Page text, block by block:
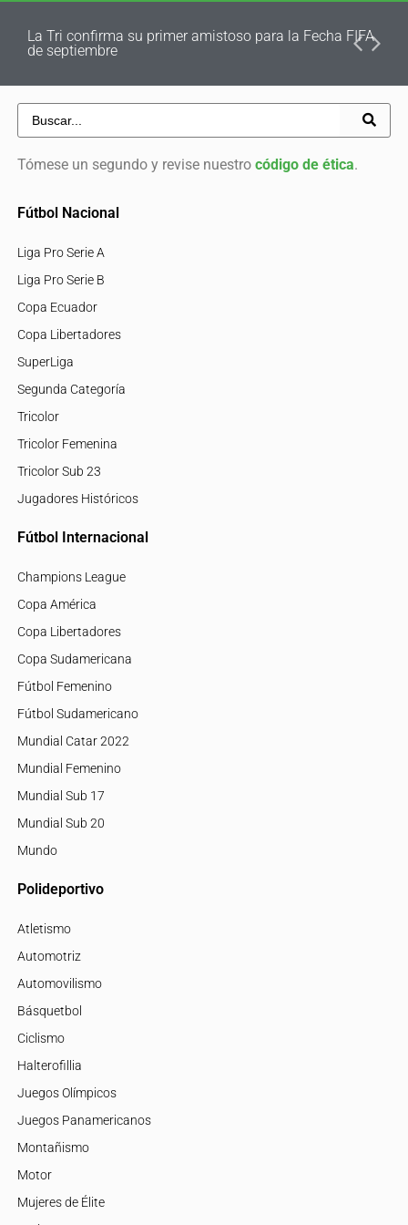
La Tri confirma su primer amistoso para la Fecha FIFA
de septiembre
Tómese un segundo y revise nuestro código de ética.
Fútbol Nacional
Liga Pro Serie A
Liga Pro Serie B
Copa Ecuador
Copa Libertadores
SuperLiga
Segunda Categoría
Tricolor
Tricolor Femenina
Tricolor Sub 23
Jugadores Históricos
Fútbol Internacional
Champions League
Copa América
Copa Libertadores
Copa Sudamericana
Fútbol Femenino
Fútbol Sudamericano
Mundial Catar 2022
Mundial Femenino
Mundial Sub 17
Mundial Sub 20
Mundo
Polideportivo
Atletismo
Automotriz
Automovilismo
Básquetbol
Ciclismo
Halterofillia
Juegos Olímpicos
Juegos Panamericanos
Montañismo
Motor
Mujeres de Élite